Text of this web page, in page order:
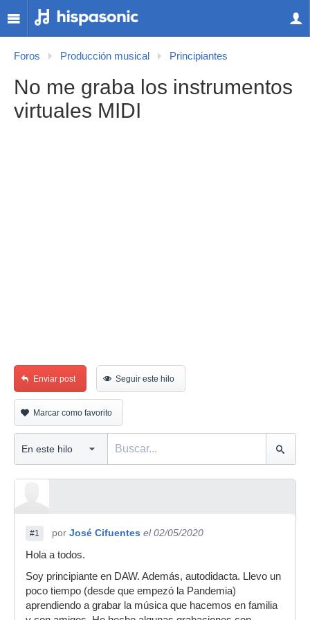
Foros Producción musical Principiantes
No me graba los instrumentos
virtuales MIDI
Enviar post Seguir este hilo
Marcar como favorito
#1 por José Cifuentes el 02/05/2020
Hola a todos.
Soy principiante en DAW. Además, autodidacta. Llevo un
poco tiempo (desde que empezó la Pandemia)
aprendiendo a grabar la música que hacemos en familia